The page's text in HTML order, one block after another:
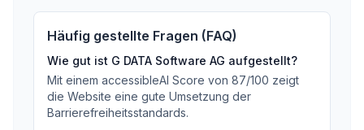
Häufig gestellte Fragen (FAQ)
Wie gut ist G DATA Software AG aufgestellt?
Mit einem accessibleAI Score von 87/100 zeigt
die Website eine gute Umsetzung der
Barrierefreiheitsstandards.